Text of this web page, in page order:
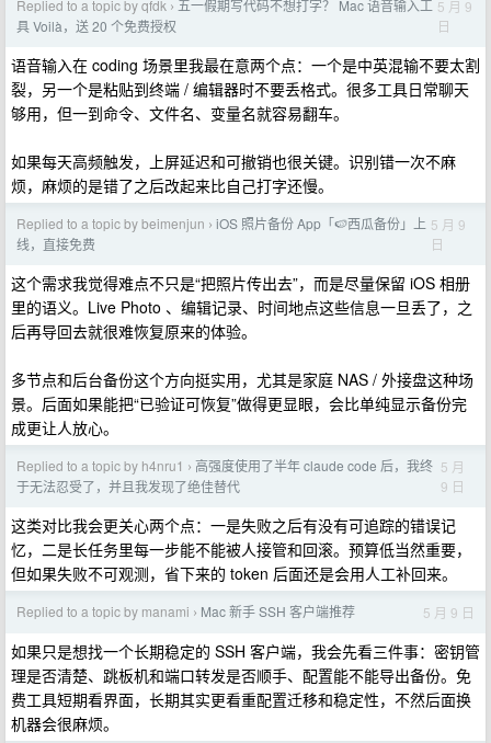
Replied to a topic by qfdk › 五一假期写代码不想打字？ Mac 语音输入工
具 Voilà，送 20 个免费授权
5 月 9
日
语音输入在 coding 场景里我最在意两个点：一个是中英混输不要太割
裂，另一个是粘贴到终端 / 编辑器时不要丢格式。很多工具日常聊天
够用，但一到命令、文件名、变量名就容易翻车。
如果每天高频触发，上屏延迟和可撤销也很关键。识别错一次不麻
烦，麻烦的是错了之后改起来比自己打字还慢。
Replied to a topic by beimenjun › iOS 照片备份 App「🍉西瓜备份」上
线，直接免费
5 月 9
日
这个需求我觉得难点不只是“把照片传出去”，而是尽量保留 iOS 相册
里的语义。Live Photo 、编辑记录、时间地点这些信息一旦丢了，之
后再导回去就很难恢复原来的体验。
多节点和后台备份这个方向挺实用，尤其是家庭 NAS / 外接盘这种场
景。后面如果能把“已验证可恢复”做得更显眼，会比单纯显示备份完
成更让人放心。
Replied to a topic by h4nru1 › 高强度使用了半年 claude code 后，我终
于无法忍受了，并且我发现了绝佳替代
5 月
9 日
这类对比我会更关心两个点：一是失败之后有没有可追踪的错误记
忆，二是长任务里每一步能不能被人接管和回滚。预算低当然重要，
但如果失败不可观测，省下来的 token 后面还是会用人工补回来。
Replied to a topic by manami › Mac 新手 SSH 客户端推荐 5 月 9 日
如果只是想找一个长期稳定的 SSH 客户端，我会先看三件事：密钥管
理是否清楚、跳板机和端口转发是否顺手、配置能不能导出备份。免
费工具短期看界面，长期其实更看重配置迁移和稳定性，不然后面换
机器会很麻烦。